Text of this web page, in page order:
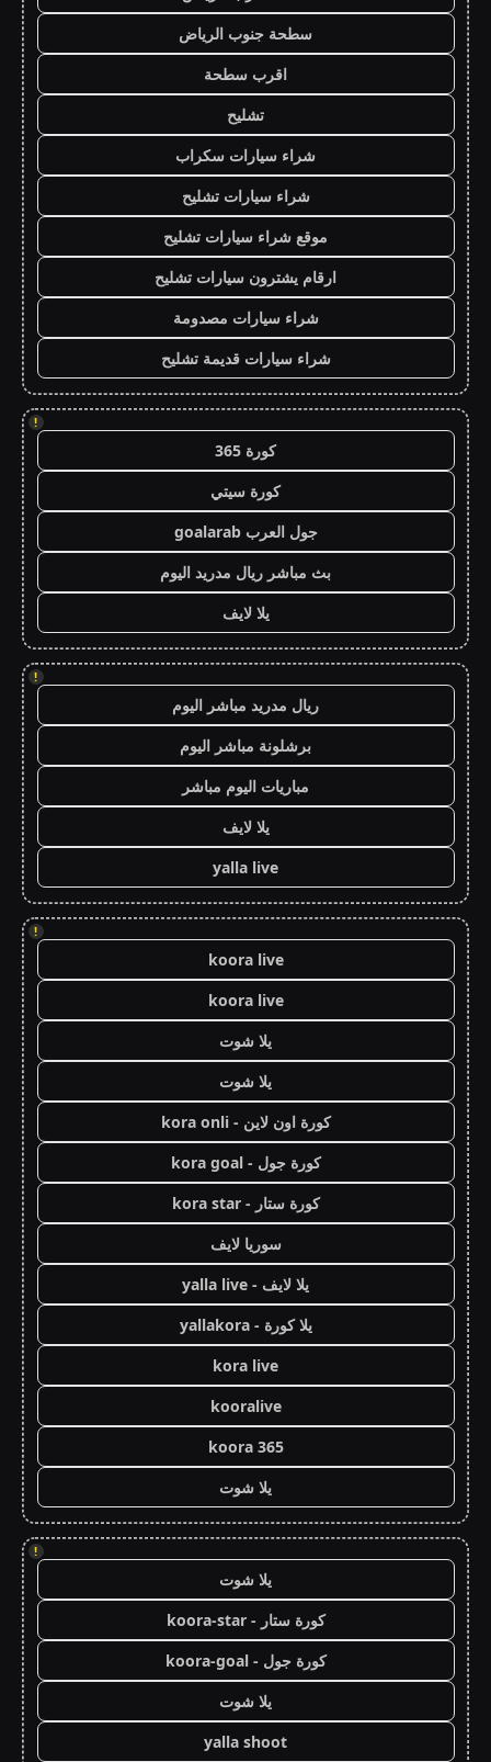
سطحة جنوب الرياض
اقرب سطحة
تشليح
شراء سيارات سكراب
شراء سيارات تشليح
موقع شراء سيارات تشليح
ارقام يشترون سيارات تشليح
شراء سيارات مصدومة
شراء سيارات قديمة تشليح
!
كورة 365
كورة سيتي
جول العرب goalarab
بث مباشر ريال مدريد اليوم
يلا لايف
!
ريال مدريد مباشر اليوم
برشلونة مباشر اليوم
مباريات اليوم مباشر
يلا لايف
yalla live
!
koora live
koora live
يلا شوت
يلا شوت
كورة اون لاين - kora onli
كورة جول - kora goal
كورة ستار - kora star
سوريا لايف
يلا لايف - yalla live
يلا كورة - yallakora
kora live
kooralive
koora 365
يلا شوت
!
يلا شوت
كورة ستار - koora-star
كورة جول - koora-goal
يلا شوت
yalla shoot